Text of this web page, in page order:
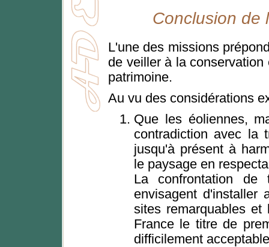
Conclusion de
L'une des missions
de veiller à la
patrimoine.
Au vu des considérations
Que les éoliennes,
contradiction avec la
jusqu'à présent à
le paysage en
La confrontation de
envisagent d'installer
sites remarquables
France le titre de
difficilement